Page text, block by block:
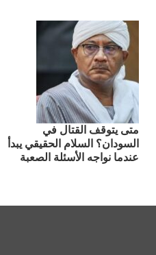
متى يتوقف القتال في
السودان؟ السلام الحقيقي يبدأ
عندما نواجه الأسئلة الصعبة